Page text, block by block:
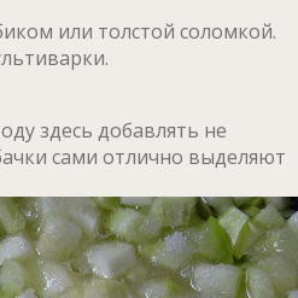
или толстой соломкой.
здесь добавлять не
сами отлично выделяют